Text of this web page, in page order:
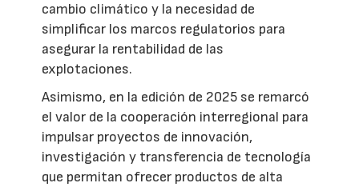
cambio climático y la necesidad de
simplificar los marcos regulatorios para
asegurar la rentabilidad de las
explotaciones.
Asimismo, en la edición de 2025 se remarcó
el valor de la cooperación interregional para
impulsar proyectos de innovación,
investigación y transferencia de tecnología
que permitan ofrecer productos de alta